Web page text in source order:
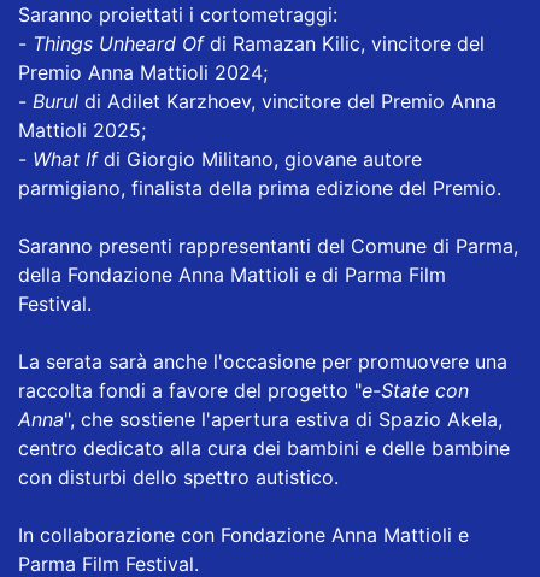
Saranno proiettati i cortometraggi:
- Things Unheard Ofdi Ramazan Kilic, vincitore del
Premio Anna Mattioli 2024;
- Burul di Adilet Karzhoev, vincitore del Premio Anna
Mattioli 2025;
- What Ifdi Giorgio Militano, giovane autore
parmigiano, finalista della prima edizione del Premio.
Saranno presenti rappresentanti del Comune di Parma,
della Fondazione Anna Mattioli e di Parma Film
Festival.
La serata sarà anche l'occasione per promuovere una
raccolta fondi a favore del progetto "e-State con
Anna", che sostiene l'apertura estiva di Spazio Akela,
centro dedicato alla cura dei bambini e delle bambine
con disturbi dello spettro autistico.
In collaborazione con Fondazione Anna Mattioli e
Parma Film Festival.